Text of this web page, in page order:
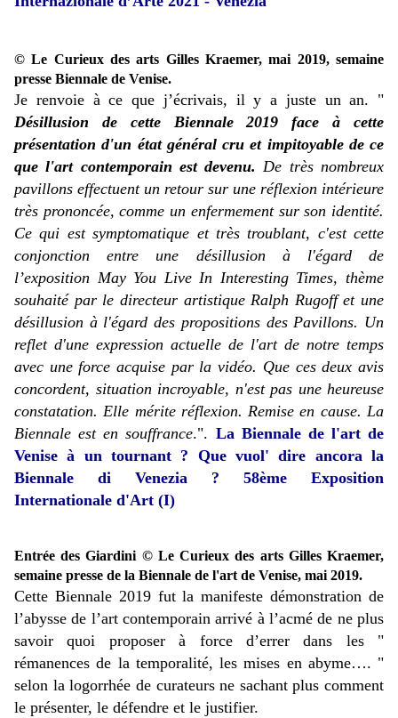
© Le Curieux des arts Gilles Kraemer, mai 2019, semaine
presse Biennale de Venise.
Je renvoie à ce que j’écrivais, il y a juste un an. "
Désillusion de cette Biennale 2019 face à cette
présentation d'un état général cru et impitoyable de ce
que l'art contemporain est devenu. De très nombreux
pavillons effectuent un retour sur une réflexion intérieure
très prononcée, comme un enfermement sur son identité.
Ce qui est symptomatique et très troublant, c'est cette
conjonction entre une désillusion à l'égard de
l’exposition May You Live In Interesting Times, thème
souhaité par le directeur artistique Ralph Rugoff et une
désillusion à l'égard des propositions des Pavillons. Un
reflet d'une expression actuelle de l'art de notre temps
avec une force acquise par la vidéo. Que ces deux avis
concordent, situation incroyable, n'est pas une heureuse
constatation. Elle mérite réflexion. Remise en cause. La
Biennale est en souffrance.". La Biennale de l'art de
Venise à un tournant ? Que vuol' dire ancora la
Biennale di Venezia ? 58ème Exposition
Internationale d'Art (I)
Entrée des Giardini © Le Curieux des arts Gilles Kraemer,
semaine presse de la Biennale de l'art de Venise, mai 2019.
Cette Biennale 2019 fut la manifeste démonstration de
l’abysse de l’art contemporain arrivé à l’acmé de ne plus
savoir quoi proposer à force d’errer dans les "
rémanences de la temporalité, les mises en abyme…. "
selon la logorrhée de curateurs ne sachant plus comment
le présenter, le défendre et le justifier.